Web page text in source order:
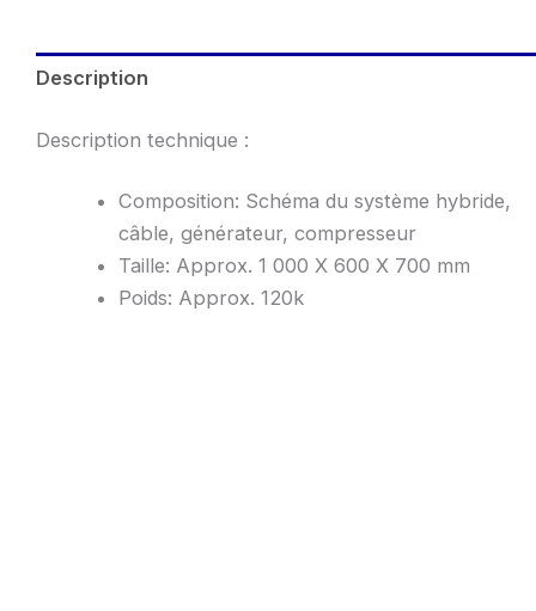
Description
Description technique :
Composition: Schéma du système hybride,
câble, générateur, compresseur
Taille: Approx. 1 000 X 600 X 700 mm
Poids: Approx. 120k